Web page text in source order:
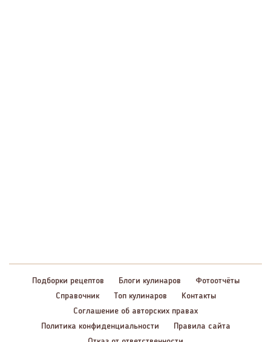
Подборки рецептов Блоги кулинаров
Фотоотчёты
Справочник
Топ кулинаров
Контакты
Соглашение об авторских правах
Политика конфиденциальности
Правила сайта